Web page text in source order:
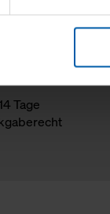
damit wir alle
jeweiligen
Tage